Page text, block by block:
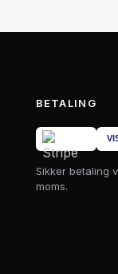
BETALING
Sikker betaling
moms.